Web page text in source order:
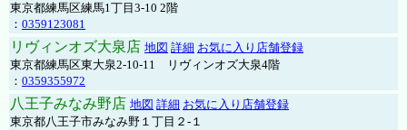
東京都練馬区練馬1丁目3-10 2階
： 0359123081
リヴィンオズ大泉店 地図 詳細 お気に入り店舗登録
東京都練馬区東大泉2-10-11 リヴィンオズ大泉4階
： 0359355972
八王子みなみ野店 地図 詳細 お気に入り店舗登録
東京都八王子市みなみ野１丁目２-１